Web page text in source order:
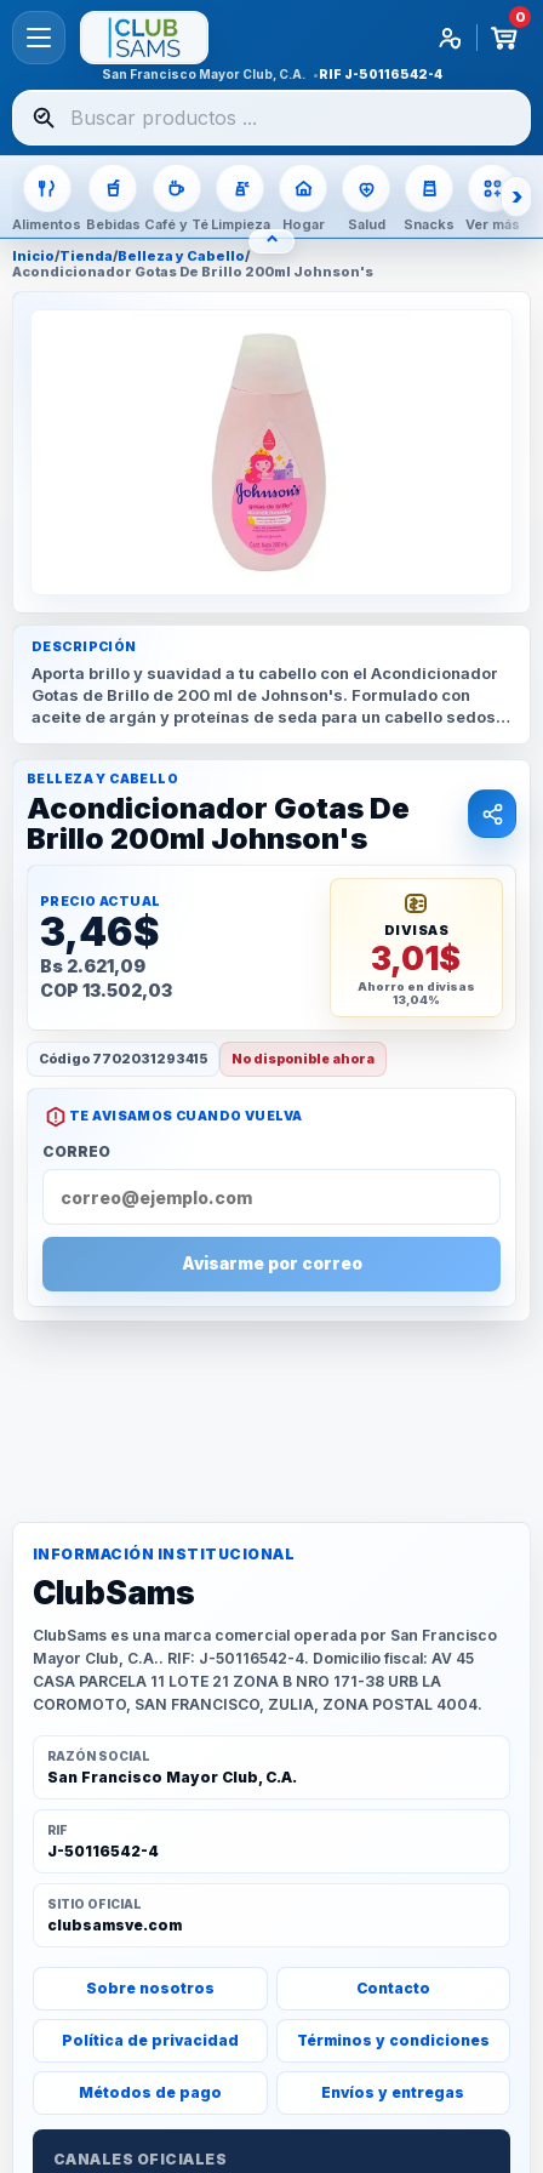
0
San Francisco Mayor Club, C.A. RIF J-50116542-4
Buscar
productos
Alimentos Bebidas Café y Té Limpieza Hogar Salud Snacks Ver más
⌃OCULTAR CATEGORÍAS
Inicio/Tienda/Belleza y Cabello/
Acondicionador Gotas De Brillo 200ml Johnson's
DESCRIPCIÓN
Aporta brillo y suavidad a tu cabello con el Acondicionador
Gotas de Brillo de 200 ml de Johnson's. Formulado con
aceite de argán y proteínas de seda para un cabello sedoso
BELLEZA Y CABELLO
Acondicionador Gotas De
Brillo 200ml Johnson's
PRECIO ACTUAL
3,46$
Bs 2.621,09
COP 13.502,03
DIVISAS
3,01$
Ahorro en divisas
13,04%
Código 7702031293415 No disponible ahora
TE AVISAMOS CUANDO VUELVA
CORREO
Avisarme por correo
INFORMACIÓN INSTITUCIONAL
ClubSams
ClubSams es una marca comercial operada por San Francisco
Mayor Club, C.A.. RIF: J-50116542-4. Domicilio fiscal: AV 45
CASA PARCELA 11 LOTE 21 ZONA B NRO 171-38 URB LA
COROMOTO, SAN FRANCISCO, ZULIA, ZONA POSTAL 4004.
RAZÓN SOCIAL
San Francisco Mayor Club, C.A.
RIF
J-50116542-4
SITIO OFICIAL
clubsamsve.com
Sobre nosotros Contacto
Política de privacidad Términos y condiciones
Métodos de pago Envíos y entregas
CANALES OFICIALES